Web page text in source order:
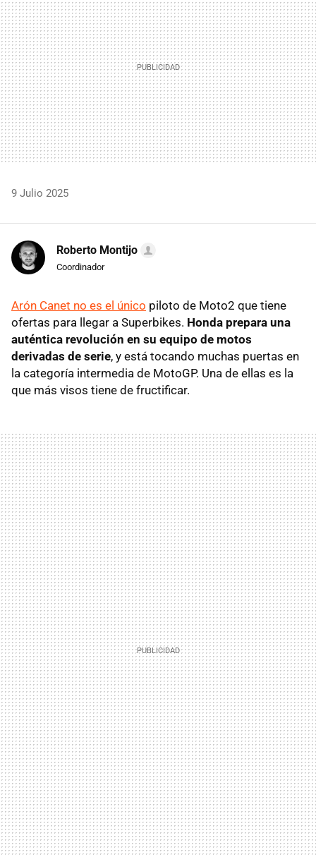
9 Julio 2025
Roberto Montijo
Coordinador
Arón Canet no es el único piloto de Moto2 que tiene
ofertas para llegar a Superbikes. Honda prepara una
auténtica revolución en su equipo de motos
derivadas de serie, y está tocando muchas puertas en
la categoría intermedia de MotoGP. Una de ellas es la
que más visos tiene de fructificar.